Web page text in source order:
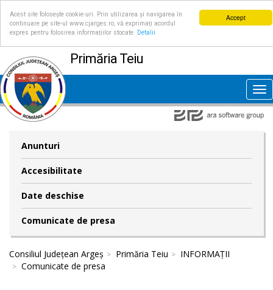
Accept
Acest site folosește cookie-uri. Prin utilizarea și navigarea în
continuare pe site-ul www.cjarges.ro, vă exprimați acordul
expres pentru folosirea informațiilor stocate.
Detalii
Primăria Teiu
Anunturi
Accesibilitate
Date deschise
Comunicate de presa
Consiliul Județean Argeș Primăria Teiu
INFORMAȚII
Comunicate de presa